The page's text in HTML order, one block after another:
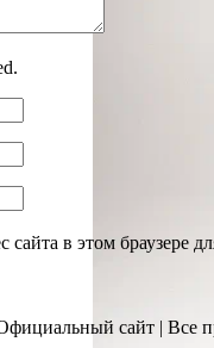
сайта в этом браузере
сайт | Все